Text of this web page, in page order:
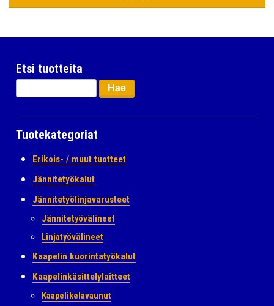
Etsi tuotteita
Tuotekategoriat
Erikois- / muut tuotteet
Jännitetyökalut
Jännitetyölinjavarusteet
Jännitetyövälineet
Linjatyövälineet
Kaapelin kuorintatyökalut
Kaapelinkäsittelylaitteet
Kaapelikelavaunut